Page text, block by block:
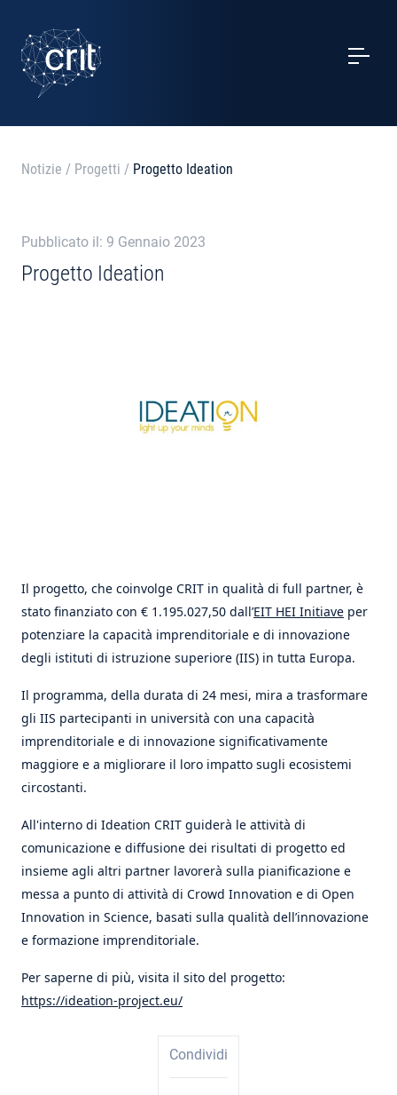
SERVIZI
CASI STUDIO
Notizie / Progetti / Progetto Ideation
Pubblicato il: 9 Gennaio 2023
Progetto Ideation
Il progetto, che coinvolge CRIT in qualità di full partner, è
stato finanziato con € 1.195.027,50 dall’EIT HEI Initiave per
potenziare la capacità imprenditoriale e di innovazione
degli istituti di istruzione superiore (IIS) in tutta Europa.
Il programma, della durata di 24 mesi, mira a trasformare
gli IIS partecipanti in università con una capacità
imprenditoriale e di innovazione significativamente
maggiore e a migliorare il loro impatto sugli ecosistemi
circostanti.
All'interno di Ideation CRIT guiderà le attività di
comunicazione e diffusione dei risultati di progetto ed
insieme agli altri partner lavorerà sulla pianificazione e
messa a punto di attività di Crowd Innovation e di Open
Innovation in Science, basati sulla qualità dell’innovazione
e formazione imprenditoriale.
Per saperne di più, visita il sito del progetto:
https://ideation-project.eu/
Condividi